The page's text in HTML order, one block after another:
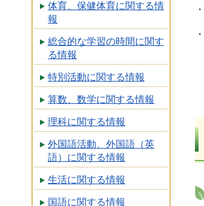
体育、保健体育に関する情
報
総合的な学習の時間に関す
る情報
特別活動に関する情報
算数、数学に関する情報
理科に関する情報
外国語活動、外国語（英
語）に関する情報
生活に関する情報
国語に関する情報
・
・